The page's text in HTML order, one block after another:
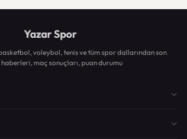
Yazar Spor
voleybol, tenis ve tüm spor dallarından son
maç sonuçları, puan durumu